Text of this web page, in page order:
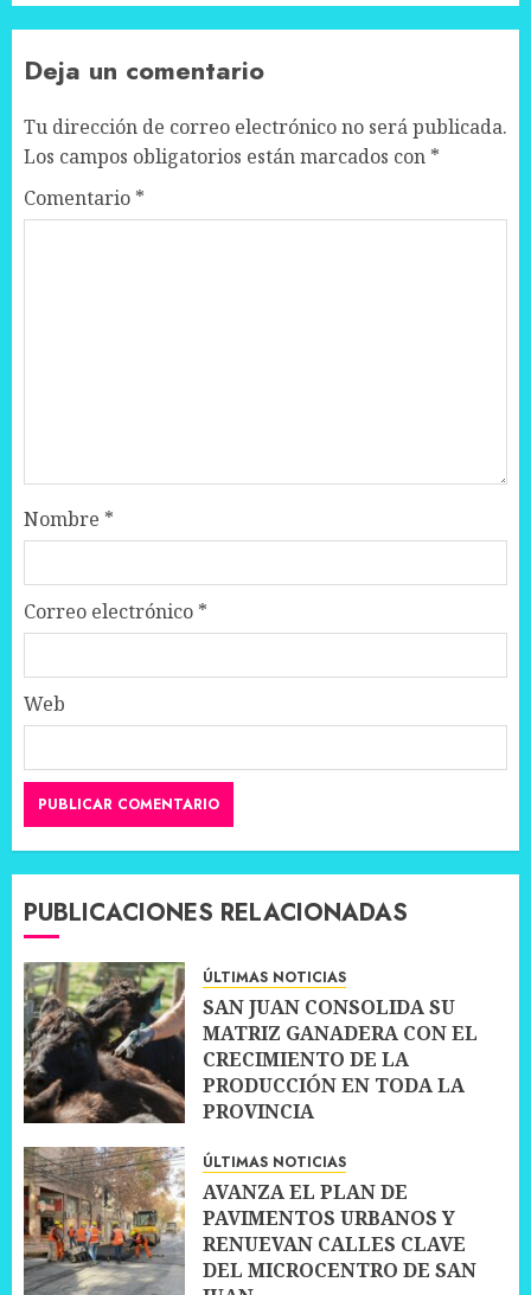
Deja un comentario
Tu dirección de correo electrónico no será publicada.
Los campos obligatorios están marcados con *
Comentario *
Nombre *
Correo electrónico *
Web
PUBLICACIONES RELACIONADAS
ÚLTIMAS NOTICIAS
SAN JUAN CONSOLIDA SU
MATRIZ GANADERA CON EL
CRECIMIENTO DE LA
PRODUCCIÓN EN TODA LA
PROVINCIA
ÚLTIMAS NOTICIAS
AVANZA EL PLAN DE
PAVIMENTOS URBANOS Y
RENUEVAN CALLES CLAVE
DEL MICROCENTRO DE SAN